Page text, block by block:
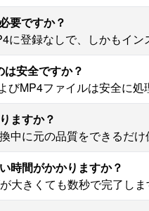
要ですか？
に登録なしで、しかもイン
安全ですか？
びMP4ファイルは安全に
ますか？
中に元の品質をできるだけ
時間がかかりますか？
大きくても数秒で完了しま